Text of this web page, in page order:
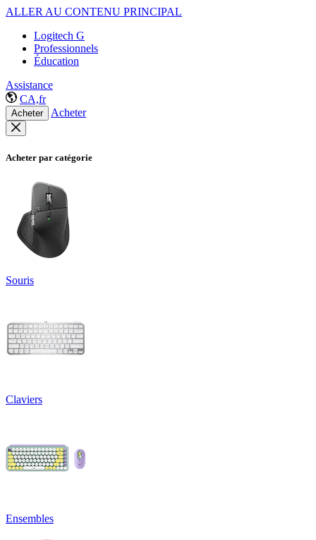
ALLER AU CONTENU PRINCIPAL
Logitech G
Professionnels
Éducation
Assistance
CA,fr
Acheter Acheter
Acheter par catégorie
Souris
Claviers
Ensembles